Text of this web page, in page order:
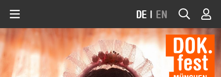
DE | EN